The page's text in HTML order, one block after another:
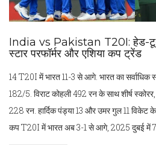
India vs Pakistan T20I: हेड-टू-
स्टार परफॉर्मर और एशिया कप ट्रेंड
14 T20I में भारत 11-3 से आगे. भारत का सर्वाधिक
182/5. विराट कोहली 492 रन के साथ शीर्ष
228 रन. हार्दिक पंड्या 13 और उमर गुल 11
कप T20I में भारत अब 3-1 से आगे, 2025 दुबई में